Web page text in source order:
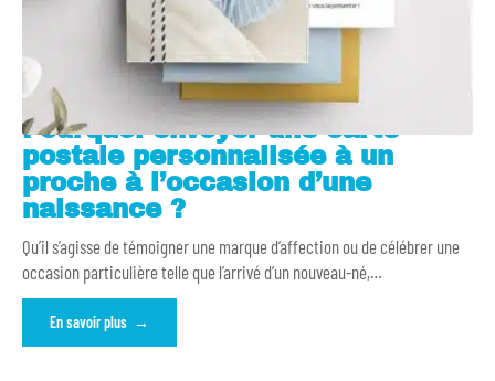
Pourquoi envoyer une carte
postale personnalisée à un
proche à l’occasion d’une
naissance ?
Qu’il s’agisse de témoigner une marque d’affection ou de célébrer une
occasion particulière telle que l’arrivé d’un nouveau-né,…
En savoir plus